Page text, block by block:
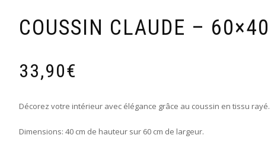
COUSSIN CLAUDE –
33,90€
Décorez votre intérieur avec élégance grâce au coussin en tissu rayé.
Dimensions: 40 cm de hauteur sur 60 cm de largeur.